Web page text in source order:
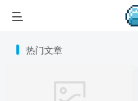
热门文章